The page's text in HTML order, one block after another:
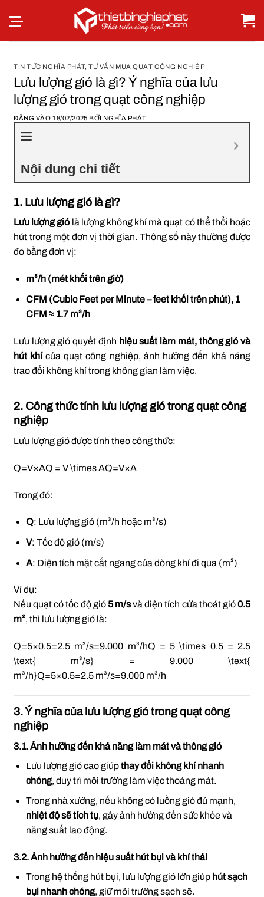
qua
TIN TỨC NGHĨA PHÁT,TƯ VẤN MUA QUẠT CÔNG NGHIỆP
Lưu lượng gió là gì? Ý nghĩa của lưu
lượng gió trong quạt công nghiệp
ĐĂNG VÀO18/02/2025 BỞI NGHĨA PHÁT
Nội dung chi tiết
1. Lưu lượng gió là gì?
Lưu lượng giólà lượng không khí mà quạt có thể thổi hoặc
hút trong một đơn vị thời gian. Thông số này thường được
đo bằng đơn vị:
m³/h (mét khối trên giờ)
CFM (Cubic Feet per Minute – feet khối trên phút), 1
CFM ≈ 1.7 m³/h
Lưu lượng gió quyết định hiệu suất làm mát, thông gió và
hút khícủa quạt công nghiệp, ảnh hưởng đến khả năng
trao đổi không khí trong không gian làm việc.
2. Công thức tính lưu lượng gió trong quạt công
nghiệp
Lưu lượng gió được tính theo công thức:
Q=V×AQ = V \times AQ=V×A
Trong đó:
Q: Lưu lượng gió (m³/h hoặc m³/s)
V: Tốc độ gió (m/s)
A: Diện tích mặt cắt ngang của dòng khí đi qua (m²)
Ví dụ:
Nếu quạt có tốc độ gió5 m/svà diện tích cửa thoát gió0.5
m², thì lưu lượng gió là:
Q=5×0.5=2.5 m³/s=9.000 m³/hQ = 5 \times 0.5 = 2.5
\text{ m³/s} = 9.000 \text{
m³/h}Q=5×0.5=2.5 m³/s=9.000 m³/h
3. Ý nghĩa của lưu lượng gió trong quạt công
nghiệp
3.1. Ảnh hưởng đến khả năng làm mát và thông gió
Lưu lượng gió cao giúpthay đổi không khí nhanh
chóng, duy trì môi trường làm việc thoáng mát.
Trong nhà xưởng, nếu không có luồng gió đủ mạnh,
nhiệt độ sẽ tích tụ, gây ảnh hưởng đến sức khỏe và
năng suất lao động.
3.2. Ảnh hưởng đến hiệu suất hút bụi và khí thải
Trong hệ thống hút bụi, lưu lượng gió lớn giúp hút sạch
bụi nhanh chóng, giữ môi trường sạch sẽ.